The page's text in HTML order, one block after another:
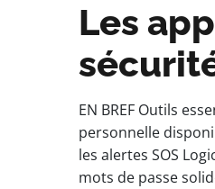
Les
EN BREF Outils
personnelle
les alertes SOS
mots de passe